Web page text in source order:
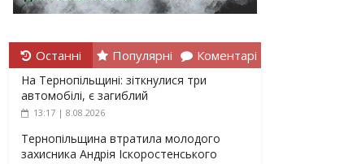
Останні Популярні Коментарі
На Тернопільщині: зіткнулися три
автомобілі, є загиблий
13:17 | 8.08.2026
Тернопільщина втратила молодого
захисника Андрія Іскоростенського